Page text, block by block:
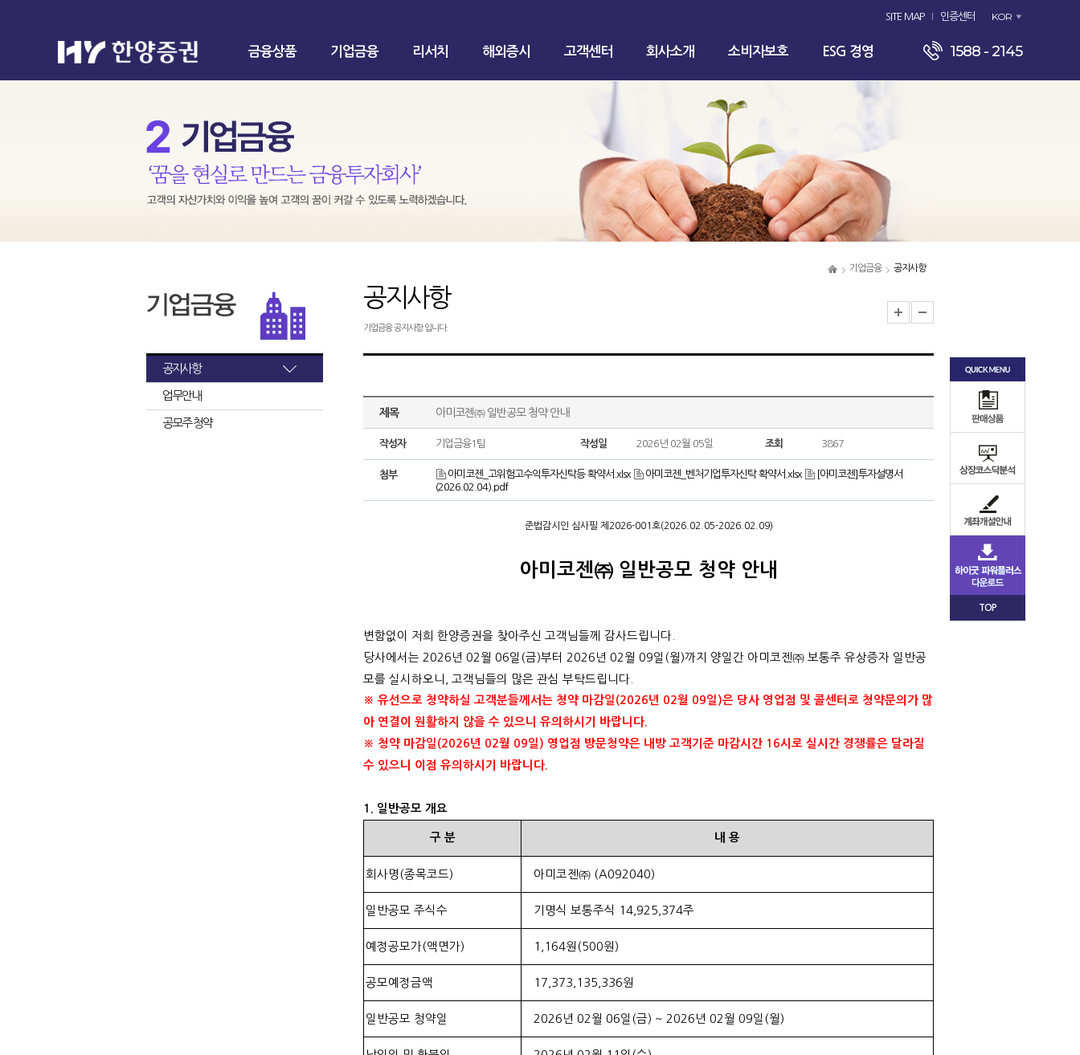
SITE MAP 인증센터 KOR
금융상품 기업금융 리서치 해외증시 고객센터 회사소개 소비자보호 ESG 경영 1588 - 2145
기업금융 공지사항
공지사항
업무안내
공모주 청약
공지사항
기업금융 공지사항 입니다.
제목 아미코젠㈜ 일반공모 청약 안내
작성자 기업금융1팀 작성일 2026년 02월 05일 조회 3867
첨부 아미코젠_고위험고수익투자신탁등 확약서.xlsx 아미코젠_벤처기업투자신탁 확약서.xlsx
[아미코젠]투자설명서
(2026.02.04).pdf
준법감시인 심사필 제 2026-001 호(2026.02.05-2026.02.09)
아미코젠㈜ 일반공모 청약 안내
변함없이 저희 한양증권을 찾아주신 고객님들께 감사드립니다
당사에서는 2026 년 02 월 06일 (금)부터 2026 년 02 월 09일 (월 )까지 양일간 아미코젠㈜ 보통주 유상증자 일반공
모를 실시하오니
고객님들의 많은 관심 부탁드립니다
※ 유선으로 청약하실 고객분들께서는 청약 마감일 (2026년 02월 09일 )은 당사 영업점 및 콜센터로 청약문의가 많
아 연결이 원활하지 않을 수 있으니 유의하시기 바랍니다
※ 청약 마감일 (2026년 02월 09일 ) 영업점 방문청약은 내방 고객기준 마감시간 16시로 실시간 경쟁률은 달라질
수 있으니 이점 유의하시기 바랍니다
1. 일반공모 개요
구 분 내 용
회사명 (종목코드) 아미코젠㈜ (A092040)
일반공모 주식수 기명식 보통주식 14,925,374주
예정공모가(액면가) 1,164원 (500원 )
공모예정금액 17,373,135,336원
일반공모 청약일 2026 년 02 월 06일 (금) ~ 2026 년 02 월 09일 (월 )
TOP